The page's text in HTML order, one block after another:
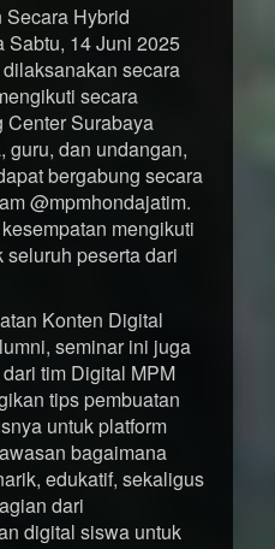
Hybrid
Sabtu, 14 Juni 2025
secara
secara
Center Surabaya
guru, dan undangan,
bergabung secara
@mpmhondajatim.
mengikuti
peserta dari
Konten Digital
seminar ini juga
tim Digital MPM
tips pembuatan
untuk platform
bagaimana
edukatif, sekaligus
dari
digital siswa untuk